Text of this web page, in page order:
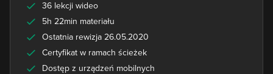
36 lekcji wideo
5h 22min materiału
Ostatnia rewizja 26.05.2020
Certyfikat w ramach ścieżek
Dostęp z urządzeń mobilnych